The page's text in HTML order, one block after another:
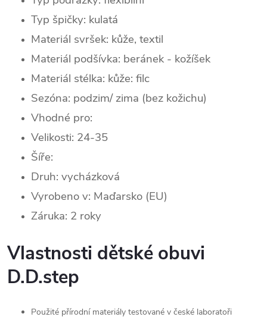
Typ špičky: kulatá
Materiál svršek: kůže, textil
Materiál podšívka: beránek - kožíšek
Materiál stélka: kůže: filc
Sezóna: podzim/ zima (bez kožichu)
Vhodné pro:
Velikosti: 24-35
Šíře:
Druh: vycházková
Vyrobeno v: Maďarsko (EU)
Záruka: 2 roky
Vlastnosti dětské obuvi
D.D.step
Použité přírodní materiály testované v české laboratoři